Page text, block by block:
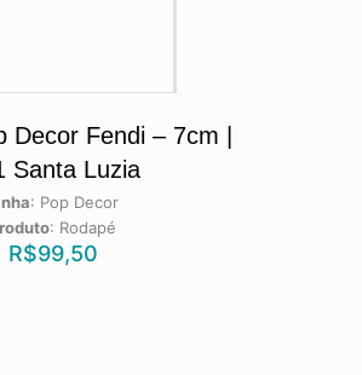
Decor Fendi – 7cm |
Santa Luzia
: Pop Decor
: Rodapé
R$99,50